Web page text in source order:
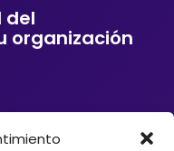
del
organización
ofrecer a sus